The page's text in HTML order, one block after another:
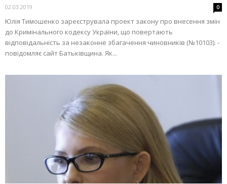
02.03.2019 0
Юлія Тимошенко зареєструвала проект закону про внесення змін
до Кримінального кодексу України, що повертають
відповідальність за незаконне збагачення чиновників (№10103). -
повідомляє сайт Батьківщина. Як...